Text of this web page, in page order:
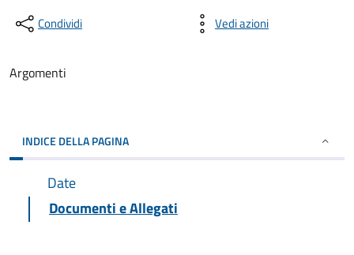
Condividi Vedi azioni
Argomenti
INDICE DELLA PAGINA
Date
Documenti e Allegati